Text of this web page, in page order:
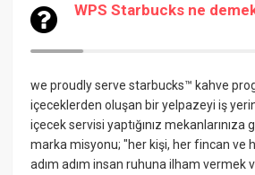
WPS Starbucks ne
we proudly serve starbucks™ kahve
içeceklerden oluşan bir yelpazeyi iş
içecek servisi yaptığınız
marka misyonu; "her kişi, her fincan ve
adım adım insan ruhuna ilham vermek